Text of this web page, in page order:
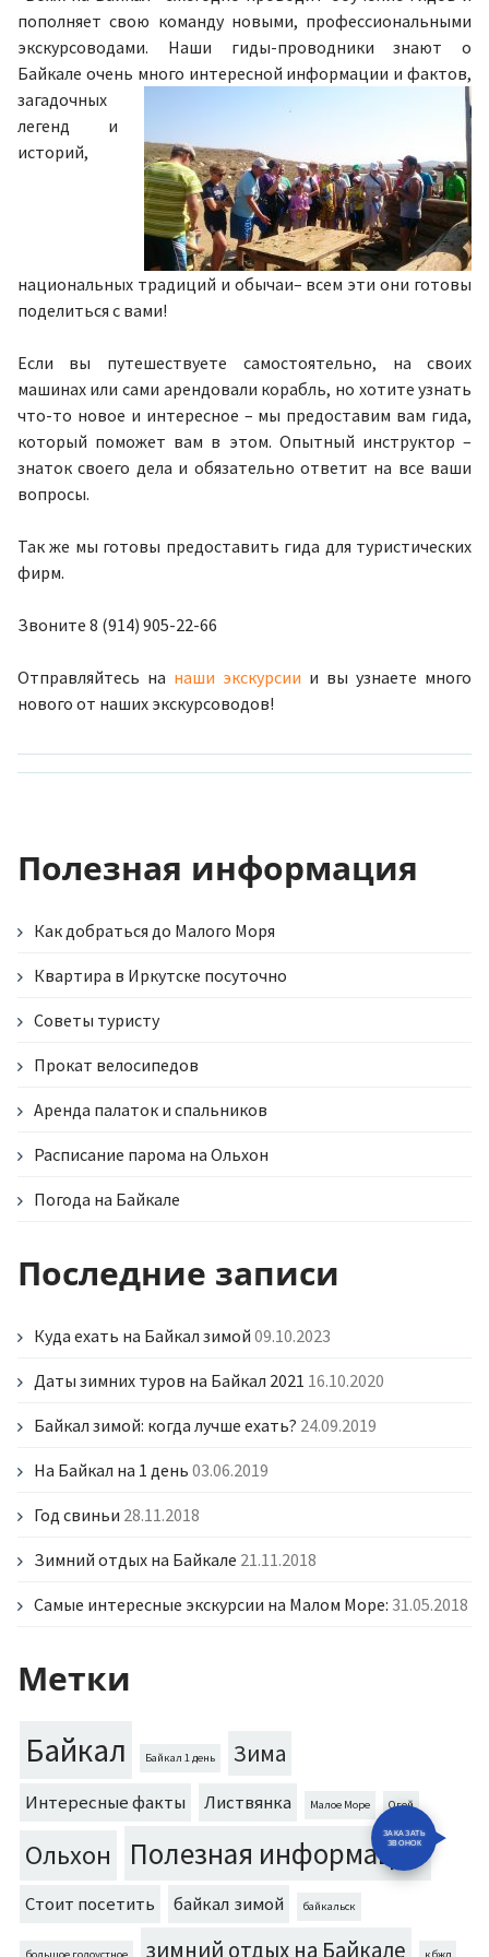
пополняет свою команду новыми, профессиональными
экскурсоводами. Наши гиды-проводники знают о
Байкале очень много интересной информации и фактов,
загадочных
легенд и
историй,
национальных традиций и обычаи– всем эти они готовы
поделиться с вами!
Если вы путешествуете самостоятельно, на своих
машинах или сами арендовали корабль, но хотите узнать
что-то новое и интересное – мы предоставим вам гида,
который поможет вам в этом. Опытный инструктор –
знаток своего дела и обязательно ответит на все ваши
вопросы.
Так же мы готовы предоставить гида для туристических
фирм.
Звоните 8 (914) 905-22-66
Отправляйтесь на наши экскурсии и вы узнаете много
нового от наших экскурсоводов!
Полезная информация
Как добраться до Малого Моря
Квартира в Иркутске посуточно
Советы туристу
Прокат велосипедов
Аренда палаток и спальников
Расписание парома на Ольхон
Погода на Байкале
Последние записи
Куда ехать на Байкал зимой 09.10.2023
Даты зимних туров на Байкал 2021 16.10.2020
Байкал зимой: когда лучше ехать? 24.09.2019
На Байкал на 1 день 03.06.2019
Год свиньи 28.11.2018
Зимний отдых на Байкале 21.11.2018
Самые интересные экскурсии на Малом Море: 31.05.2018
Метки
Байкал Байкал 1 день Зима
Интересные факты Листвянка Малое Море Огой
Ольхон Полезная информация
Стоит посетить байкал зимой байкальск
зимний отдых на Байкале